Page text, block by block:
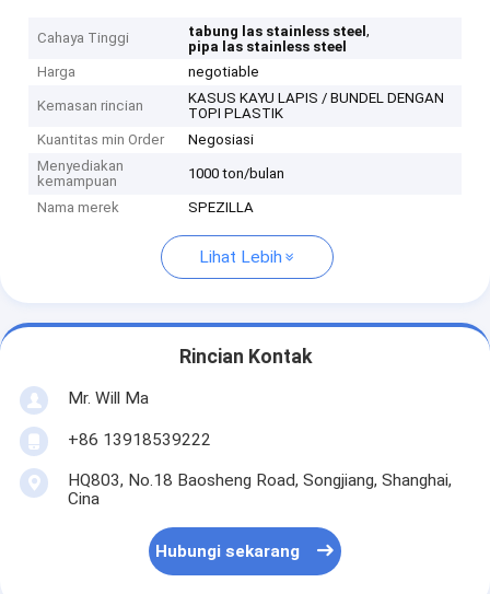
Cahaya Tinggi tabung las stainless steel,
pipa las stainless steel
Harga
negotiable
Kemasan rincian
KASUS KAYU LAPIS / BUNDEL DENGAN
TOPI PLASTIK
Kuantitas min Order
Negosiasi
Menyediakan
kemampuan
1000 ton/bulan
Nama merek SPEZILLA
Lihat Lebih
Rincian Kontak
Mr. Will Ma
+86 13918539222
HQ803, No.18 Baosheng Road, Songjiang, Shanghai,
Cina
Hubungi sekarang